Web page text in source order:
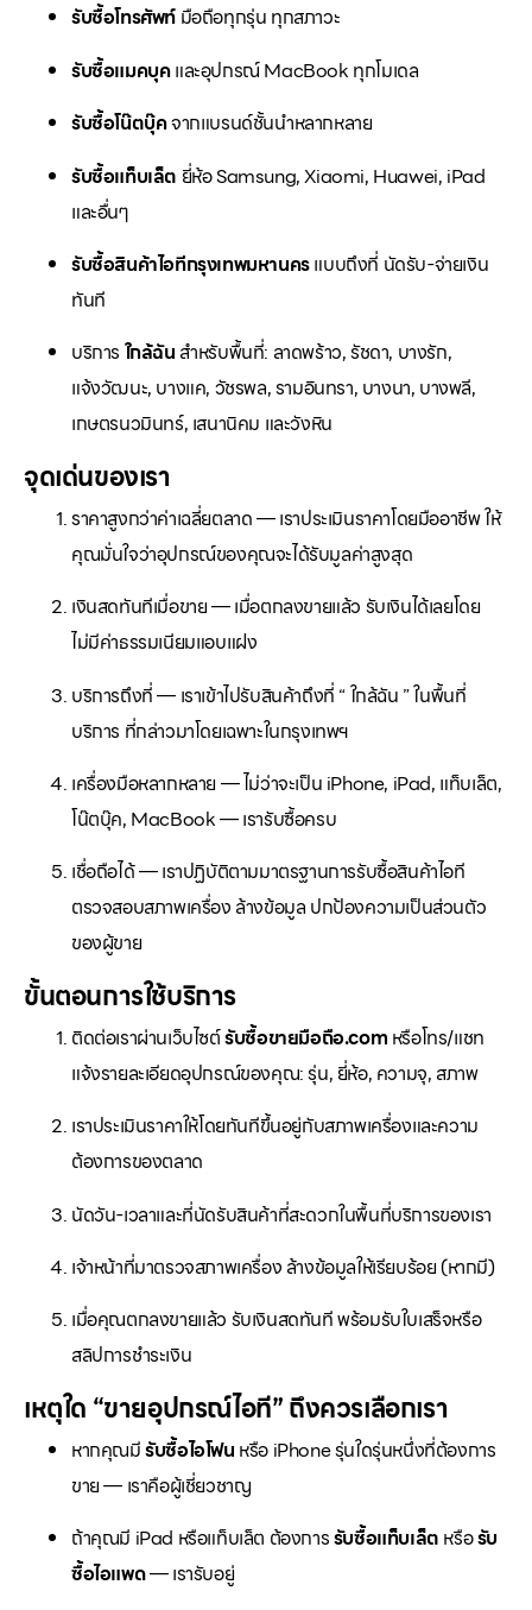
รับซื้อโทรศัพท์ มือถือทุกรุ่น ทุกสภาวะ
รับซื้อแมคบุคและอุปกรณ์ MacBook ทุกโมเดล
รับซื้อโน๊ตบุ๊คจากแบรนด์ชั้นนำหลากหลาย
รับซื้อแท็บเล็ต ยี่ห้อ Samsung, Xiaomi, Huawei, iPad
และอื่นๆ
รับซื้อสินค้าไอทีกรุงเทพมหานครแบบถึงที่ นัดรับ-จ่ายเงิน
ทันที
บริการ ใกล้ฉัน สำหรับพื้นที่: ลาดพร้าว, รัชดา, บางรัก,
แจ้งวัฒนะ, บางแค, วัชรพล, รามอินทรา, บางนา, บางพลี,
เกษตรนวมินทร์, เสนานิคม และวังหิน
จุดเด่นของเรา
ราคาสูงกว่าค่าเฉลี่ยตลาด — เราประเมินราคาโดยมืออาชีพ ให้
คุณมั่นใจว่าอุปกรณ์ของคุณจะได้รับมูลค่าสูงสุด
เงินสดทันทีเมื่อขาย — เมื่อตกลงขายแล้ว รับเงินได้เลยโดย
ไม่มีค่าธรรมเนียมแอบแฝง
บริการถึงที่ — เราเข้าไปรับสินค้าถึงที่ “ ใกล้ฉัน ” ในพื้นที่
บริการ ที่กล่าวมาโดยเฉพาะในกรุงเทพฯ
เครื่องมือหลากหลาย — ไม่ว่าจะเป็น iPhone, iPad, แท็บเล็ต,
โน๊ตบุ๊ค, MacBook — เรารับซื้อครบ
เชื่อถือได้ — เราปฏิบัติตามมาตรฐานการรับซื้อสินค้าไอที
ตรวจสอบสภาพเครื่อง ล้างข้อมูล ปกป้องความเป็นส่วนตัว
ของผู้ขาย
ขั้นตอนการใช้บริการ
ติดต่อเราผ่านเว็บไซต์รับซื้อขายมือถือ.com หรือโทร/แชท
แจ้งรายละเอียดอุปกรณ์ของคุณ: รุ่น, ยี่ห้อ, ความจุ, สภาพ
เราประเมินราคาให้โดยทันทีขึ้นอยู่กับสภาพเครื่องและความ
ต้องการของตลาด
นัดวัน-เวลาและที่นัดรับสินค้าที่สะดวกในพื้นที่บริการของเรา
เจ้าหน้าที่มาตรวจสภาพเครื่อง ล้างข้อมูลให้เรียบร้อย (หากมี)
เมื่อคุณตกลงขายแล้ว รับเงินสดทันที พร้อมรับใบเสร็จหรือ
สลิปการชำระเงิน
เหตุใด “ขายอุปกรณ์ไอที” ถึงควรเลือกเรา
หากคุณมีรับซื้อไอโฟน หรือ iPhone รุ่นใดรุ่นหนึ่งที่ต้องการ
ขาย — เราคือผู้เชี่ยวชาญ
ถ้าคุณมี iPad หรือแท็บเล็ต ต้องการรับซื้อแท็บเล็ต หรือรับ
ซื้อไอแพด— เรารับอยู่